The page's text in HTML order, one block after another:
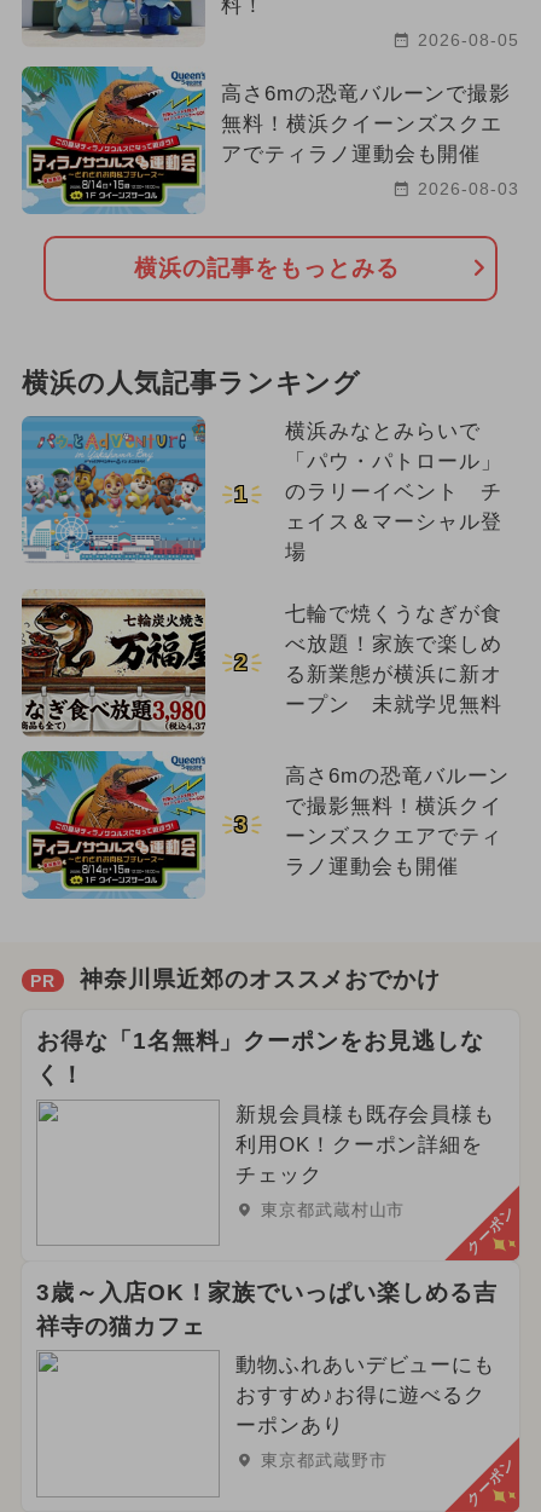
料！
2026-08-05
高さ6mの恐竜バルーンで撮影
無料！横浜クイーンズスクエ
アでティラノ運動会も開催
2026-08-03
横浜の記事をもっとみる
横浜の人気記事ランキング
1
横浜みなとみらいで
「パウ・パトロール」
のラリーイベント チ
ェイス＆マーシャル登
場
2
七輪で焼くうなぎが食
べ放題！家族で楽しめ
る新業態が横浜に新オ
ープン 未就学児無料
3
高さ6mの恐竜バルーン
で撮影無料！横浜クイ
ーンズスクエアでティ
ラノ運動会も開催
PR 神奈川県近郊のオススメおでかけ
お得な「1名無料」クーポンをお見逃しな
く！
新規会員様も既存会員様も
利用OK！クーポン詳細を
チェック
東京都武蔵村山市 クーポン
3歳～入店OK！家族でいっぱい楽しめる吉
祥寺の猫カフェ
動物ふれあいデビューにも
おすすめ♪お得に遊べるク
ーポンあり
東京都武蔵野市 クーポン